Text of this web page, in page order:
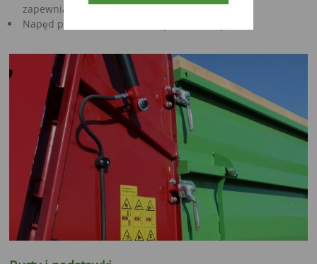
zapewnia równomierne rozdrobnienie materiału
Napęd poprzez bezobsługową przekładnię